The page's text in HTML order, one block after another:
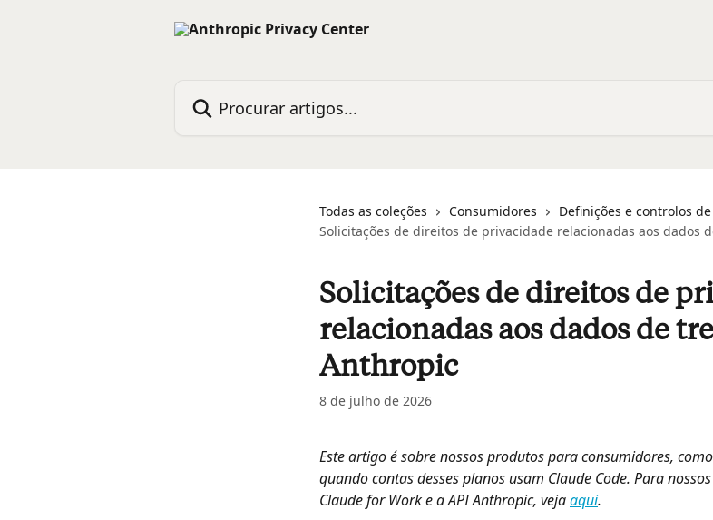
Todas as coleções Consumidores
Definições e controlos
Solicitações de direitos de privacidade relacionadas aos dados
Solicitações de direitos de
relacionadas aos dados de
Anthropic
8 de julho de 2026
Este artigo é sobre nossos produtos para consumidores,
quando contas desses planos usam Claude Code. Para
Claude for Work e a API Anthropic, veja aqui.